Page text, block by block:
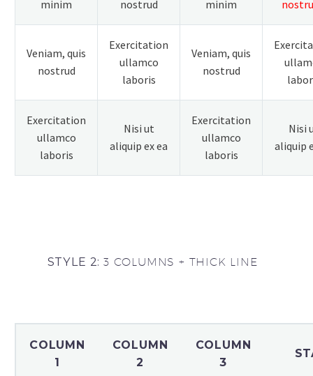
minim
nostrud
minim
Veniam, quis
nostrud
Exercitation
ullamco
laboris
Veniam, quis
nostrud
Exercitation
ullamco
laboris
Nisi ut
aliquip ex ea
Exercitation
ullamco
laboris
Nisi
aliquip
STYLE 2: 3 COLUMNS + THICK LINE
COLUMN
1
COLUMN
2
COLUMN
3